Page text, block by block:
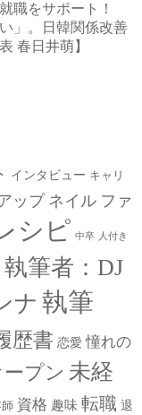
職をサポート！
」。日韓関係改善
春日井萌】
インタビュー キャリ
ップ ネイル ファ
シピ 中卒 人付き
執筆者：DJ
ナ 執筆
歴書 恋愛 憧れの
プン 未経
資格 趣味 転職 退